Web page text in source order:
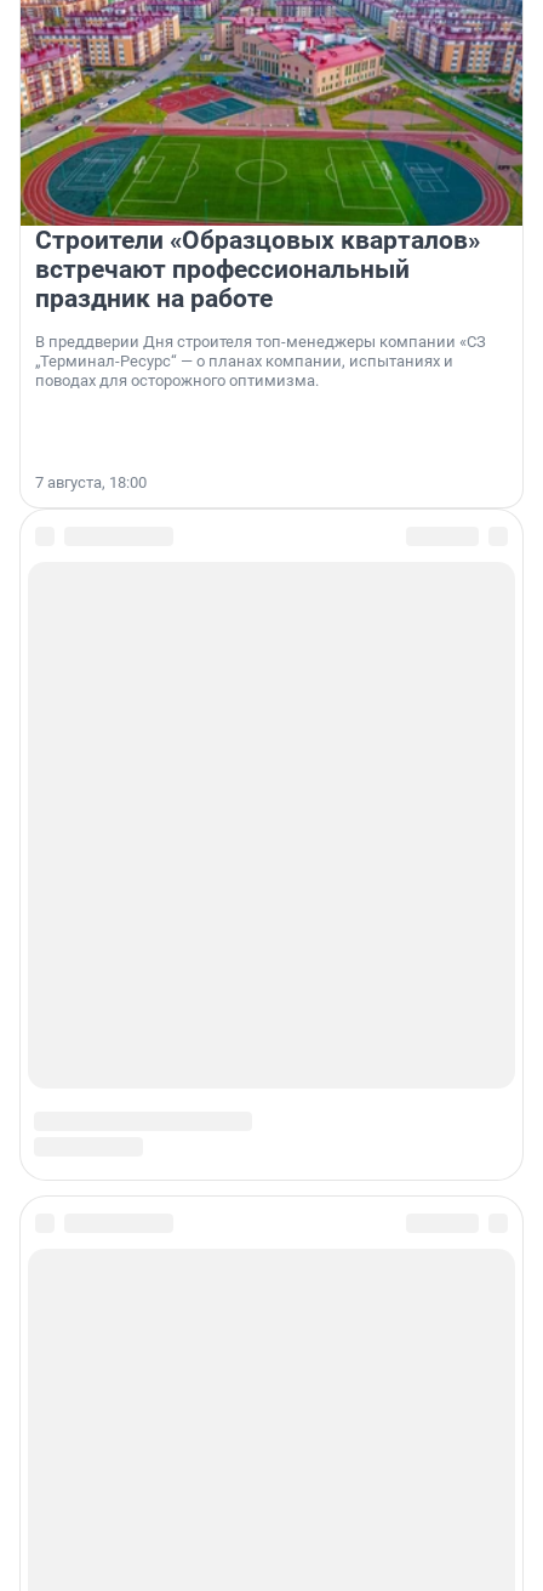
Строители «Образцовых кварталов»
встречают профессиональный
праздник на работе
В преддверии Дня строителя топ-менеджеры компании «СЗ
„Терминал-Ресурс“ — о планах компании, испытаниях и
поводах для осторожного оптимизма.
7 августа, 18:00